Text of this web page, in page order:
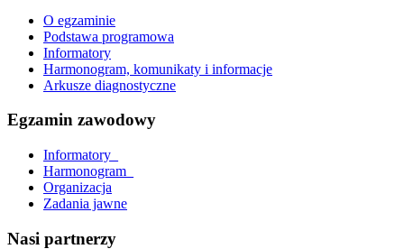
O egzaminie
Podstawa programowa
Informatory
Harmonogram, komunikaty i informacje
Arkusze diagnostyczne
Egzamin zawodowy
Informatory_
Harmonogram_
Organizacja
Zadania jawne
Nasi partnerzy